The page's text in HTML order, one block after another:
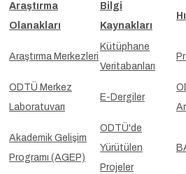
Araştırma
Olanakları
Bilgi
Kaynakları
Araştırma Merkezleri
Kütüphane
Veritabanları
ODTÜ Merkez
Laboratuvarı
E-Dergiler
Akademik Gelişim
Programı (AGEP)
ODTÜ'de
Yürütülen
Projeler